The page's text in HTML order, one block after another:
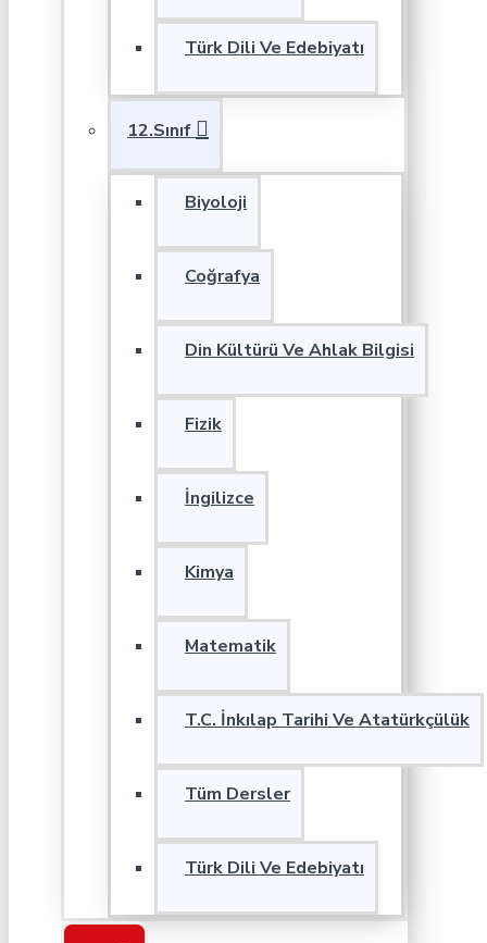
Türk Dili Ve Edebiyatı
12.Sınıf
Biyoloji
Coğrafya
Din Kültürü Ve Ahlak Bilgisi
Fizik
İngilizce
Kimya
Matematik
T.C. İnkılap Tarihi Ve Atatürkçülük
Tüm Dersler
Türk Dili Ve Edebiyatı